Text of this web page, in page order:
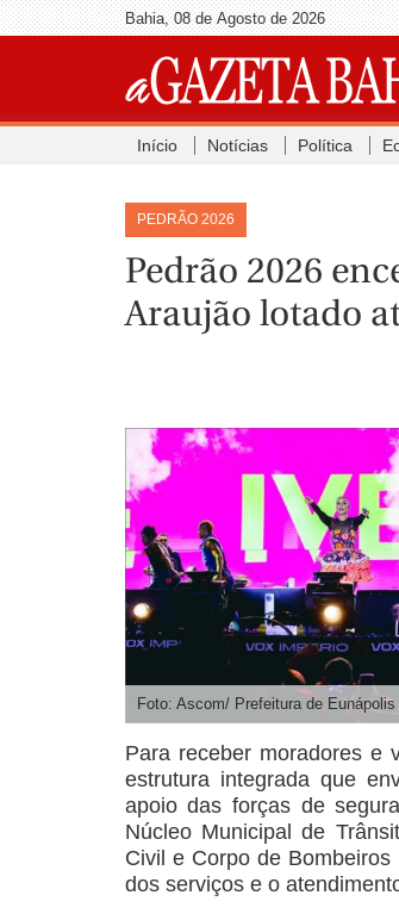
Bahia, 08 de Agosto de 2026
Início Notícias Política
PEDRÃO 2026
Pedrão 2026
Araujão lotado
Foto: Ascom/ Prefeitura de Eunápolis
Para receber moradores e
estrutura integrada que
apoio das forças de
Núcleo Municipal de
Civil e Corpo de
dos serviços e o